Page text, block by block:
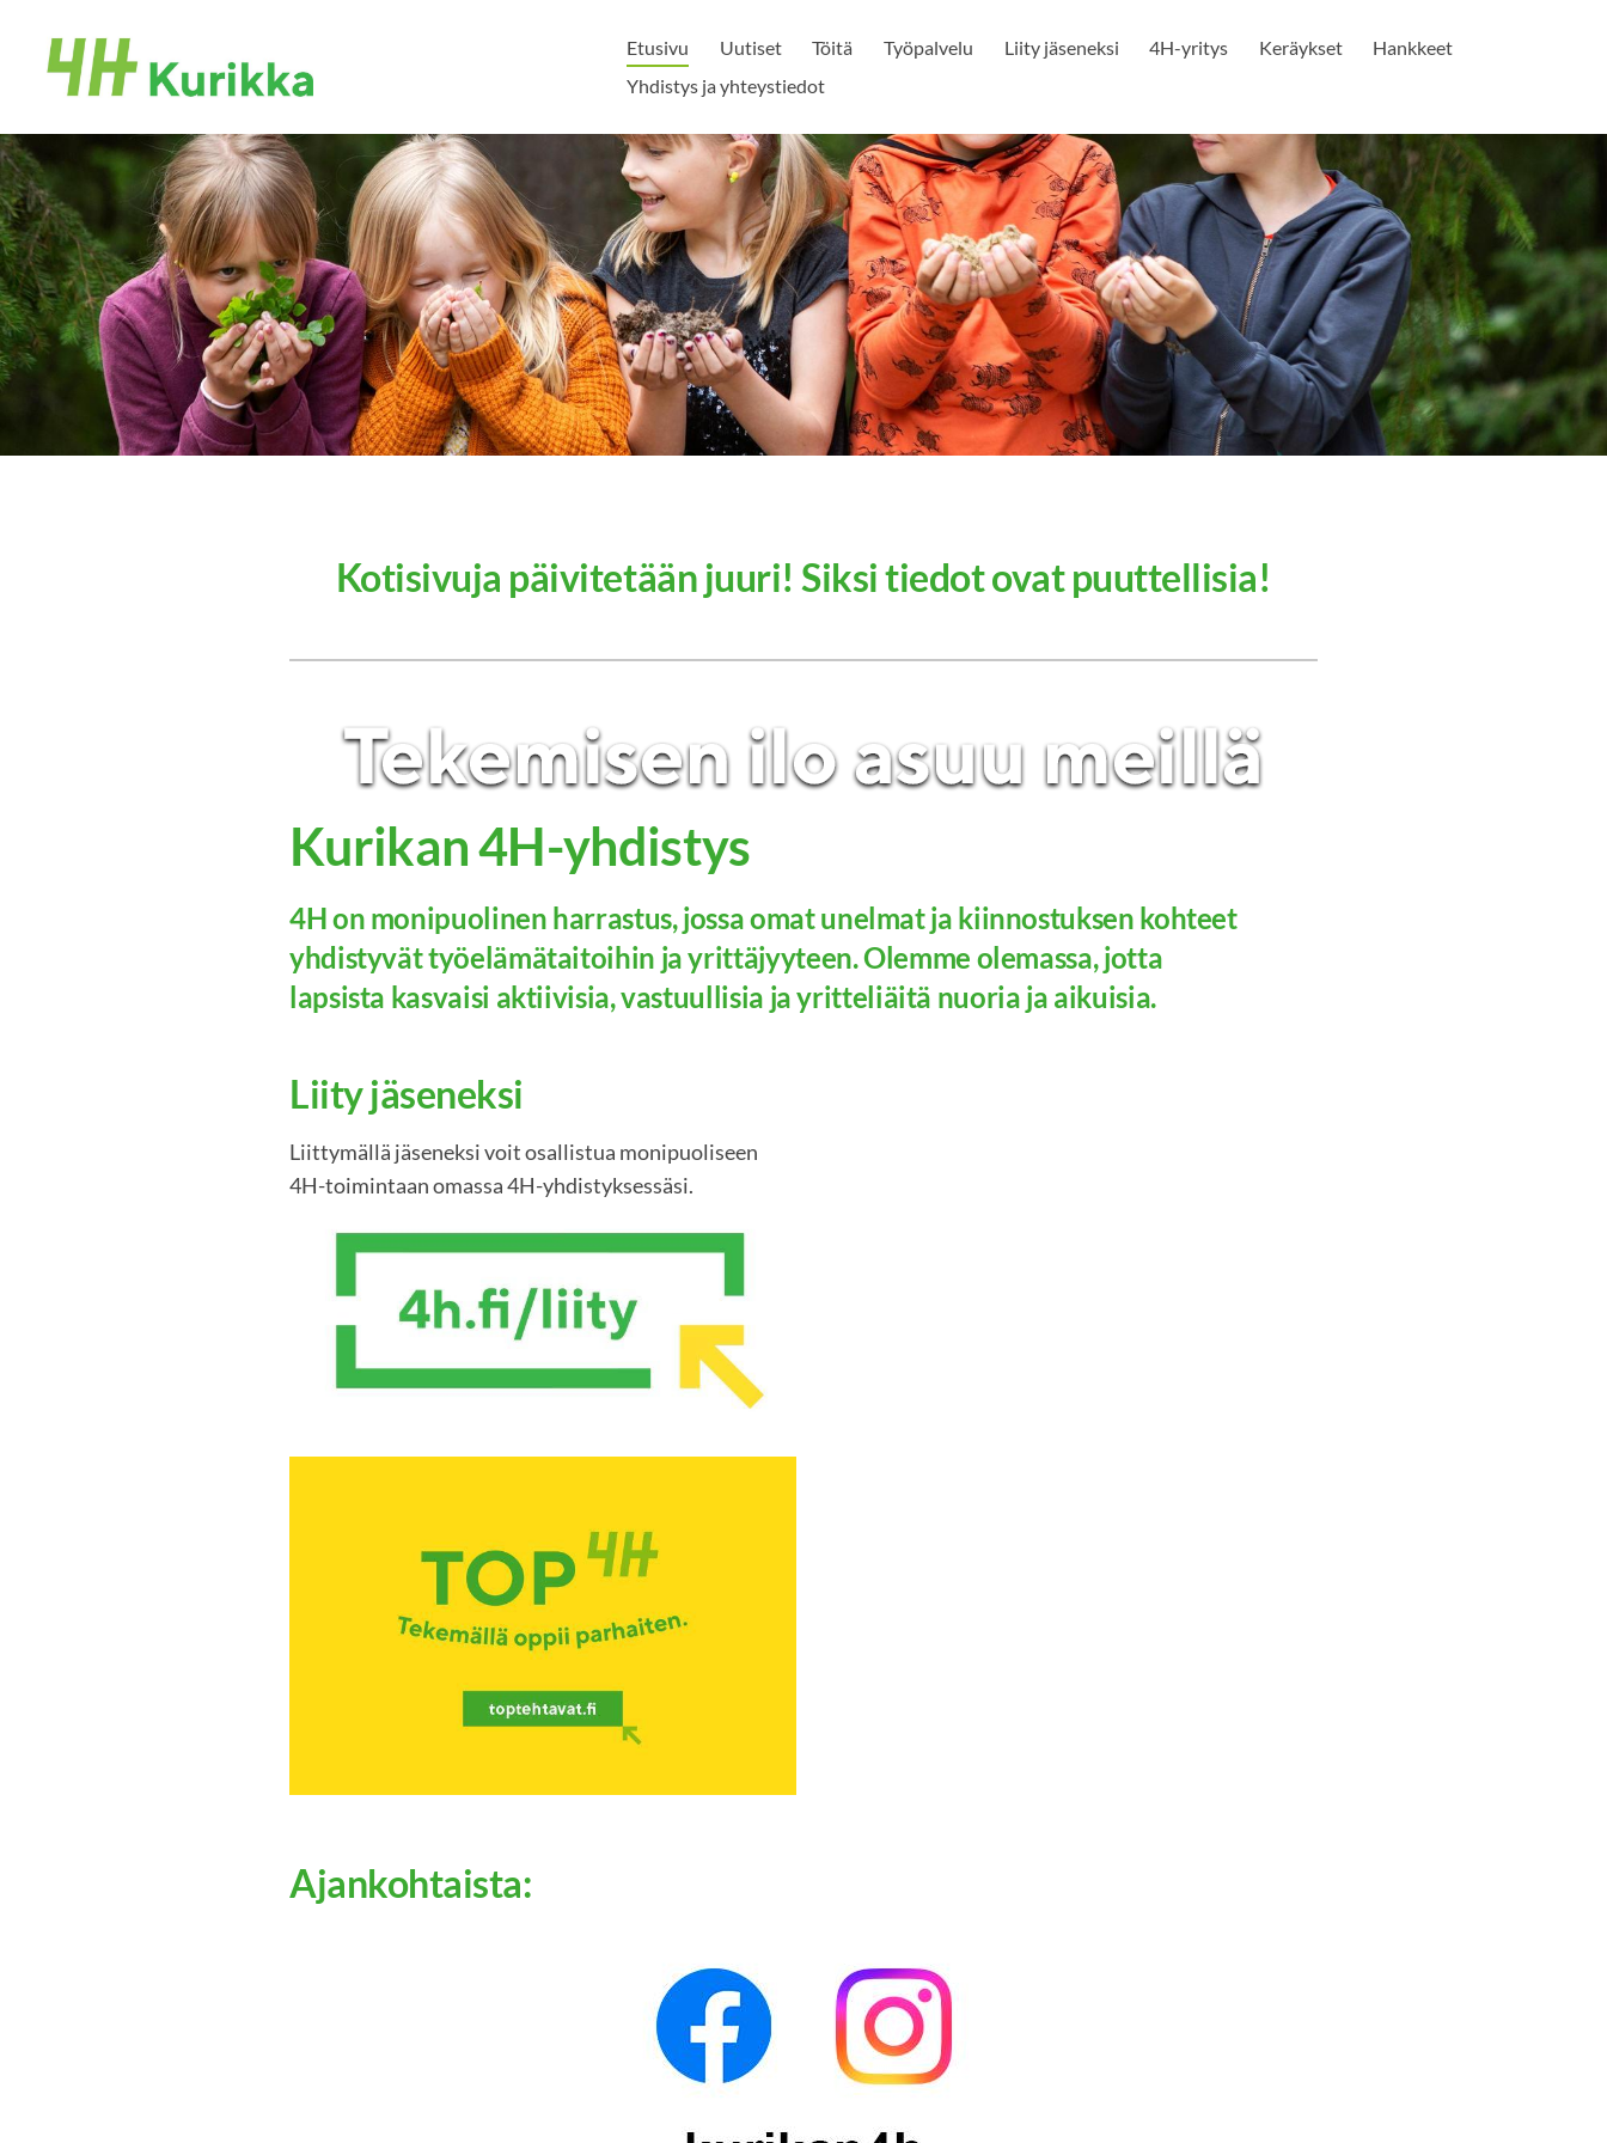
sivun
sisältöön
Kurikan 4H-yhdistys
Etusivu Uutiset Töitä Työpalvelu Liity jäseneksi 4H-yritys Keräykset
Hankkeet
Yhdistys ja yhteystiedot
Kotisivuja päivitetään juuri! Siksi tiedot ovat puuttellisia!
Kurikan 4H-yhdistys
4H on monipuolinen harrastus, jossa omat unelmat ja kiinnostuksen kohteet
yhdistyvät työelämätaitoihin ja yrittäjyyteen. Olemme olemassa, jotta
lapsista kasvaisi aktiivisia, vastuullisia ja yritteliäitä nuoria ja aikuisia.
Liity jäseneksi
Liittymällä jäseneksi voit osallistua monipuoliseen
4H-toimintaan omassa 4H-yhdistyksessäsi.
Ajankohtaista: